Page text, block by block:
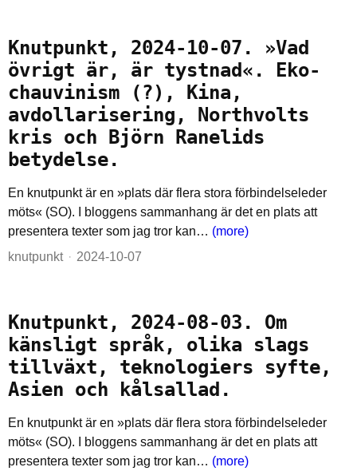
Knutpunkt, 2024-10-07. »Vad
övrigt är, är tystnad«. Eko-
chauvinism (?), Kina,
avdollarisering, Northvolts
kris och Björn Ranelids
betydelse.
En knutpunkt är en »plats där flera stora förbindelseleder
möts« (SO). I bloggens sammanhang är det en plats att
presentera texter som jag tror kan… (more)
knutpunkt
2024-10-07
Knutpunkt, 2024-08-03. Om
känsligt språk, olika slags
tillväxt, teknologiers syfte,
Asien och kålsallad.
En knutpunkt är en »plats där flera stora förbindelseleder
möts« (SO). I bloggens sammanhang är det en plats att
presentera texter som jag tror kan… (more)